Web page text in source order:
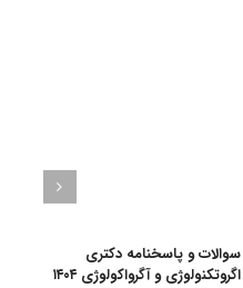
سوالات و پاسخنامه دکتری
اگروتکنولوژی و آگرواکولوژی ۱۴۰۴